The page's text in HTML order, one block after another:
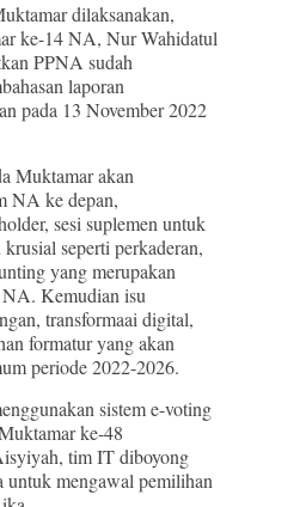
dilaksanakan,
ke-14 NA, Nur Wahidatul
PPNA sudah
laporan
pada 13 November 2022
Muktamar akan
NA ke depan,
sesi suplemen untuk
seperti perkaderan,
yang merupakan
Kemudian isu
transformaai digital,
formatur yang akan
periode 2022-2026.
sistem e-voting
ke-48
tim IT diboyong
untuk mengawal pemilihan